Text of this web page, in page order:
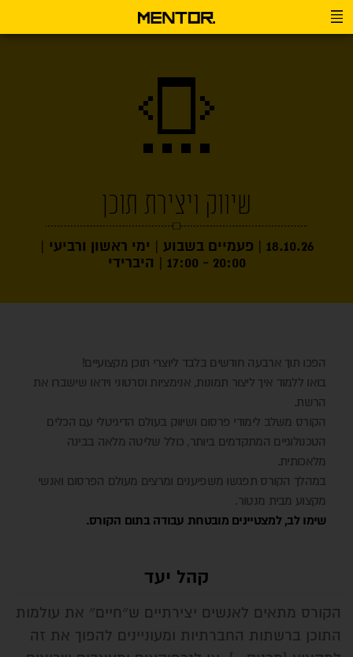
שיווק ויצירת תוכן
18.10.26 | פעמיים בשבוע | ימי ראשון ורביעי |
20:00 - 17:00 | היברידי
הפכו תוך ארבעה חודשים בלבד ליוצרי תוכן מקצועיים!
בואו ללמוד איך ליצור תמונות, אנימציות וסרטוני וידאו שישברו את
הרשת.
הקורס משלב לימודי פרסום ושיווק בעולם הדיגיטלי עם הכלים
הטכנולוגיים המתקדמים ביותר, כולל שליטה מלאה בבינה
מלאכותית.
במהלך הקורס תפגשו משפיענים ומרצים מעולם הפרסום ואנשי
מקצוע מבית מנטור.
שימו לב, למצטיינים מובטחת עבודה בתום הקורס.
קהל יעד
הקורס מתאים לאנשים יצירתיים ש״חיים״ את עולמות
התוכן ברשתות החברתיות ומעוניינים להפוך את זה